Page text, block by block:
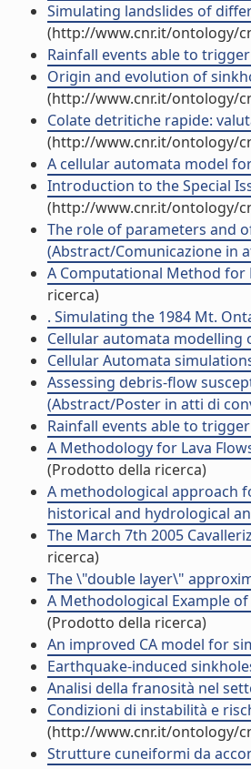
Simulating landslides of
(http://www.cnr.it/ontology/
Rainfall events able to
Origin and evolution of
(http://www.cnr.it/ontology/
Colate detritiche rapide:
(http://www.cnr.it/ontology/
A cellular automata model
Introduction to the Special
(http://www.cnr.it/ontology/
The role of parameters and
(Abstract/Comunicazione in
A Computational Method for
ricerca)
. Simulating the 1984 Mt.
Cellular automata
Cellular Automata
Assessing debris-flow
(Abstract/Poster in atti di
Rainfall events able to
A Methodology for Lava
(Prodotto della ricerca)
A methodological approach
historical and hydrological
The March 7th 2005
ricerca)
The \"double layer\"
A Methodological Example of
(Prodotto della ricerca)
An improved CA model for
Earthquake-induced
Analisi della franosità nel
Condizioni di instabilità e
(http://www.cnr.it/ontology/
Strutture cuneiformi da